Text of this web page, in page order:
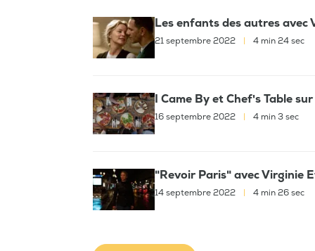
Les enfants des autres avec
21 septembre 2022 4 min 24 sec
I Came By et Chef's Table
16 septembre 2022 4 min 3 sec
"Revoir Paris" avec Virginie
14 septembre 2022 4 min 26 sec